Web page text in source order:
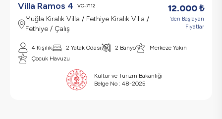
Villa Ramos 4 VC-7112
Muğla Kiralık Villa / Fethiye Kiralık Villa /
Fethiye / Çalış
12.000₺
'den Başlayan
Fiyatlar
4 Kişilik 2 Yatak Odası 2 Banyo
Merkeze Yakın
Çocuk Havuzu
Kültür ve Turizm Bakanlığı
Belge No : 48-2025